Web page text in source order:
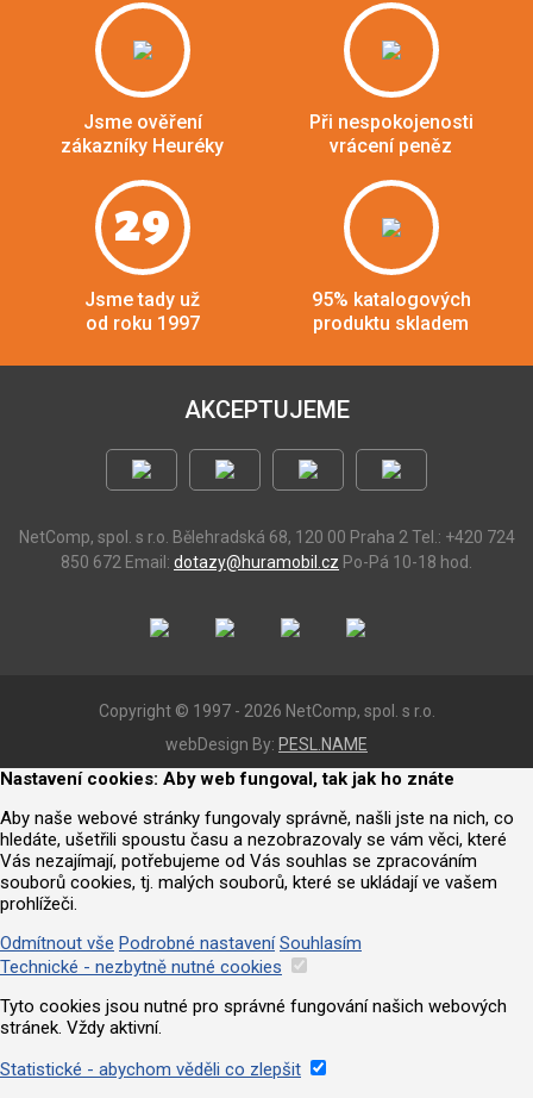
Jsme ověření
zákazníky Heuréky
Při nespokojenosti
vrácení peněz
29
Jsme tady už
od roku 1997
95% katalogových
produktu skladem
AKCEPTUJEME
NetComp, spol. s r.o. Bělehradská 68, 120 00 Praha 2 Tel.: +420 724
850 672 Email: dotazy@huramobil.cz Po-Pá 10-18 hod.
Copyright © 1997 - 2026 NetComp, spol. s r.o.
webDesign By: PESL.NAME
Nastavení cookies: Aby web fungoval, tak jak ho znáte
Aby naše webové stránky fungovaly správně, našli jste na nich, co
hledáte, ušetřili spoustu času a nezobrazovaly se vám věci, které
Vás nezajímají, potřebujeme od Vás souhlas se zpracováním
souborů cookies, tj. malých souborů, které se ukládají ve vašem
prohlížeči.
Odmítnout vše Podrobné nastavení Souhlasím
Technické - nezbytně nutné cookies
Tyto cookies jsou nutné pro správné fungování našich webových
stránek. Vždy aktivní.
Statistické - abychom věděli co zlepšit